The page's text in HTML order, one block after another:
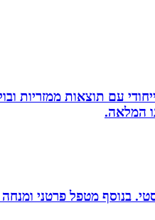
עם תוצאות ממזריות
המלאה.
בנוסף מטפל פרטני ומנחה